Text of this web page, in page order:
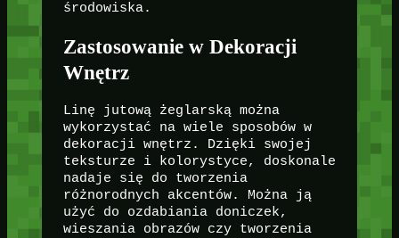
środowiska.
Zastosowanie w Dekoracji
Wnętrz
Linę jutową żeglarską można
wykorzystać na wiele sposobów w
dekoracji wnętrz. Dzięki swojej
teksturze i kolorystyce, doskonale
nadaje się do tworzenia
różnorodnych akcentów. Można ją
użyć do ozdabiania doniczek,
wieszania obrazów czy tworzenia